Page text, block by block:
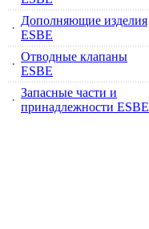
·
Дополняющие изделия
ESBE
·
Отводные клапаны
ESBE
·
Запасные части и
принадлежности ESBE